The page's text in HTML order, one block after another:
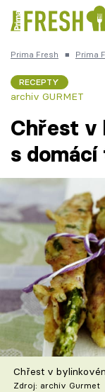
Česká kuchyně
Témata
Recepty
Články
TV Program
Škola vaření
Recepty z
Prima Fresh ■ Prima
RECEPTY
archiv GURMET
Chřest v
s
Chřest v
Zdroj: archiv Gurmet